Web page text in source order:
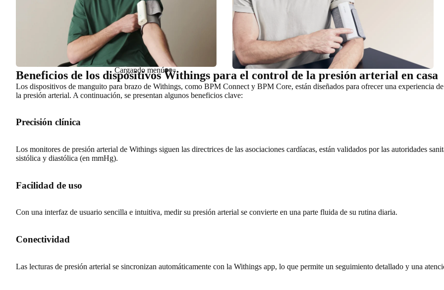
Cargando menú
Beneficios de los dispositivos Withings para el control de la presión arterial en casa
Los dispositivos de manguito para brazo de Withings, como BPM Connect y BPM Core, están diseñados para ofrecer una experiencia
la presión arterial. A continuación, se presentan algunos beneficios clave:
Precisión clínica
Los monitores de presión arterial de Withings siguen las directrices de las asociaciones cardíacas, están validados por las autoridades
sistólica y diastólica (en mmHg).
Facilidad de uso
Con una interfaz de usuario sencilla e intuitiva, medir su presión arterial se convierte en una parte fluida de su rutina diaria.
Conectividad
Las lecturas de presión arterial se sincronizan automáticamente con la Withings app, lo que permite un seguimiento detallado y una